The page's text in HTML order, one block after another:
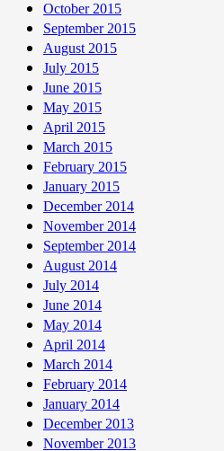
October 2015
September 2015
August 2015
July 2015
June 2015
May 2015
April 2015
March 2015
February 2015
January 2015
December 2014
November 2014
September 2014
August 2014
July 2014
June 2014
May 2014
April 2014
March 2014
February 2014
January 2014
December 2013
November 2013